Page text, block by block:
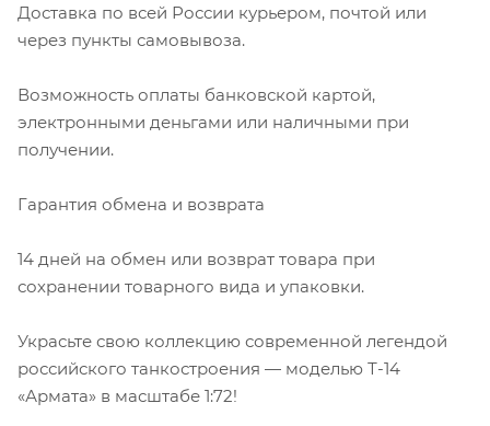
Доставка по всей России курьером, почтой или
через пункты самовывоза.
Возможность оплаты банковской картой,
электронными деньгами или наличными при
получении.
Гарантия обмена и возврата
14 дней на обмен или возврат товара при
сохранении товарного вида и упаковки.
Украсьте свою коллекцию современной легендой
российского танкостроения — моделью Т-14
«Армата» в масштабе 1:72!